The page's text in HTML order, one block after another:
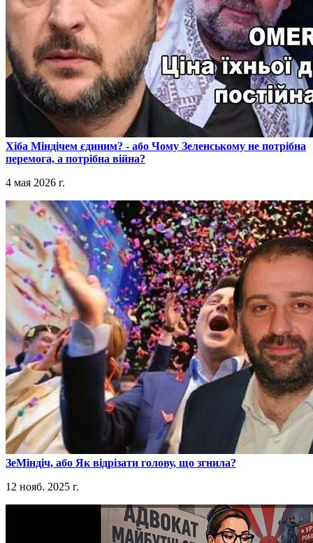
​Хіба Міндічем єдиним? - або Чому Зеленському не потрібна
перемога, а потрібна війна?
4 мая 2026 г.
​ЗеМіндіч, або Як відрізати голову, що згнила?
12 нояб. 2025 г.